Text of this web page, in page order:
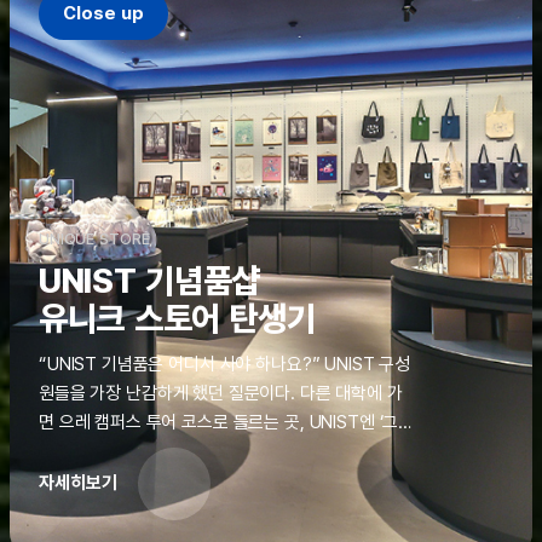
Close up
UNIQUE STORE
UNIST 기념품샵
유니크 스토어 탄생기
“UNIST 기념품은 어디서 사야 하나요?” UNIST 구성
원들을 가장 난감하게 했던 질문이다. 다른 대학에 가
면 으레 캠퍼스 투어 코스로 들르는 곳, UNIST엔 ‘그
것’이 없었다. 학교 탐방을 왔던 고등학생도, 자녀를 방
문하러 온 학부모도 빈손으로 돌려보내야 했던 아쉬움
을 달래줄 공간이 ‘유니크 스토어(UNIQUE
STORE)’라는 이름으로 지난해 11월 문을 열었다.
자세히보기